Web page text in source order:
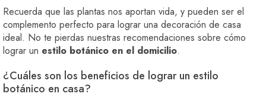
Recuerda que las plantas nos aportan vida, y pueden ser el
complemento perfecto para lograr una decoración de casa
ideal. No te pierdas nuestras recomendaciones sobre cómo
lograr un estilo botánico en el domicilio.
¿Cuáles son los beneficios de lograr un estilo
botánico en casa?